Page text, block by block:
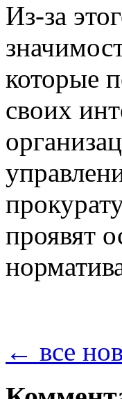
Из-за
которые
своих
проявят
← все